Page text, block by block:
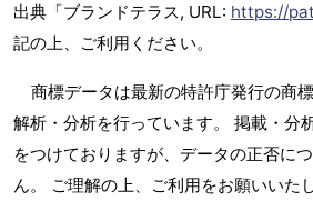
出典「ブランドテラス, URL: https://
記の上、ご利用ください。
商標データは最新の特許庁発行の商
解析・分析を行っています。 掲載・分
をつけておりますが、データの正否に
ん。 ご理解の上、ご利用をお願いいたし